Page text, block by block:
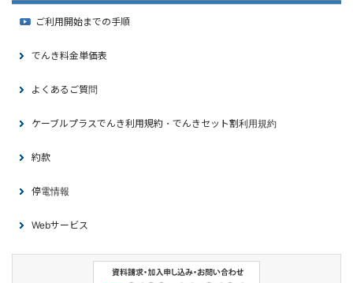
ご利用開始までの手順
でんき料金単価表
よくあるご質問
ケーブルプラスでんき利用規約・でんきセット割利用規約
約款
停電情報
Webサービス